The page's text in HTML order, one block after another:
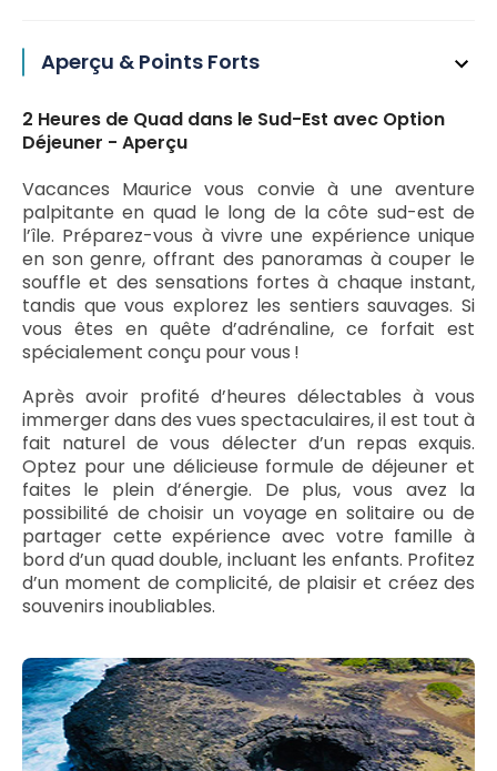
Aperçu & Points Forts
2 Heures de Quad dans le Sud-Est avec Option
Déjeuner - Aperçu
Vacances Maurice vous convie à une aventure
palpitante en quad le long de la côte sud-est de
l’île. Préparez-vous à vivre une expérience unique
en son genre, offrant des panoramas à couper le
souffle et des sensations fortes à chaque instant,
tandis que vous explorez les sentiers sauvages. Si
vous êtes en quête d’adrénaline, ce forfait est
spécialement conçu pour vous !
Après avoir profité d’heures délectables à vous
immerger dans des vues spectaculaires, il est tout à
fait naturel de vous délecter d’un repas exquis.
Optez pour une délicieuse formule de déjeuner et
faites le plein d’énergie. De plus, vous avez la
possibilité de choisir un voyage en solitaire ou de
partager cette expérience avec votre famille à
bord d’un quad double, incluant les enfants. Profitez
d’un moment de complicité, de plaisir et créez des
souvenirs inoubliables.